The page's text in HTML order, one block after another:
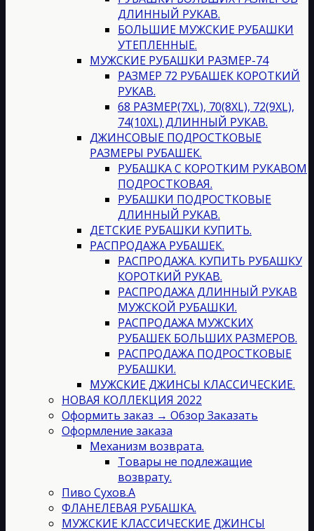
ДЛИННЫЙ РУКАВ.
БОЛЬШИЕ МУЖСКИЕ РУБАШКИ
УТЕПЛЕННЫЕ.
МУЖСКИЕ РУБАШКИ РАЗМЕР-74
РАЗМЕР 72 РУБАШЕК КОРОТКИЙ
РУКАВ.
68 РАЗМЕР(7XL), 70(8XL), 72(9XL),
74(10XL) ДЛИННЫЙ РУКАВ.
ДЖИНСОВЫЕ ПОДРОСТКОВЫЕ
РАЗМЕРЫ РУБАШЕК.
РУБАШКА С КОРОТКИМ РУКАВОМ
ПОДРОСТКОВАЯ.
РУБАШКИ ПОДРОСТКОВЫЕ
ДЛИННЫЙ РУКАВ.
ДЕТСКИЕ РУБАШКИ КУПИТЬ.
РАСПРОДАЖА РУБАШЕК.
РАСПРОДАЖА. КУПИТЬ РУБАШКУ
КОРОТКИЙ РУКАВ.
РАСПРОДАЖА ДЛИННЫЙ РУКАВ
МУЖСКОЙ РУБАШКИ.
РАСПРОДАЖА МУЖСКИХ
РУБАШЕК БОЛЬШИХ РАЗМЕРОВ.
РАСПРОДАЖА ПОДРОСТКОВЫЕ
РУБАШКИ.
МУЖСКИЕ ДЖИНСЫ КЛАССИЧЕСКИЕ.
НОВАЯ КОЛЛЕКЦИЯ 2022
Оформить заказ → Обзор Заказать
Оформление заказа
Механизм возврата.
Товары не подлежащие
возврату.
Пиво Сухов.А
ФЛАНЕЛЕВАЯ РУБАШКА.
МУЖСКИЕ КЛАССИЧЕСКИЕ ДЖИНСЫ